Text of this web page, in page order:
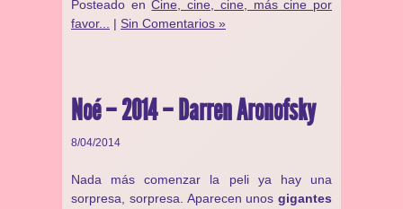
Posteado enCine, cine, cine, más cine por
favor...
| Sin Comentarios »
Noé – 2014 – Darren Aronofsky
8/04/2014
Nada más comenzar la peli ya hay una
sorpresa, sorpresa. Aparecen unos gigantes